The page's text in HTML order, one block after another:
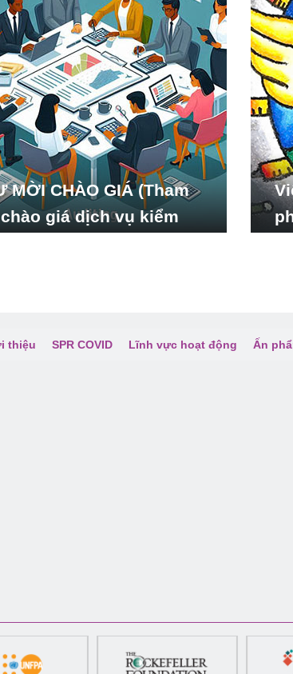
MỜI CHÀO GIÁ (Tham
giá dịch vụ kiểm
thiệu SPR COVID Lĩnh vực hoạt động Ấn